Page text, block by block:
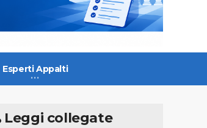
Esperti Appalti
Leggi collegate